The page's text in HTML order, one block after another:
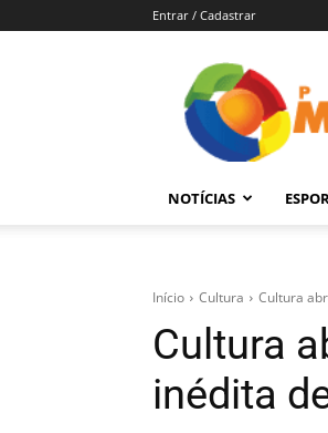
Entrar / Cadastrar
NOTÍCIAS
Início Cultura Cultura
Cultura
inédita